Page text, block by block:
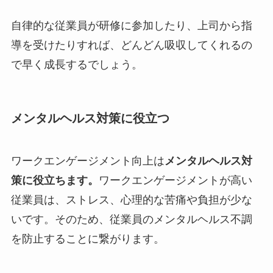
自律的な従業員が研修に参加したり、上司から指
導を受けたりすれば、どんどん吸収してくれるの
で早く成長するでしょう。
メンタルヘルス対策に役立つ
ワークエンゲージメント向上は メンタルヘルス対
策に役立ちます。
ワークエンゲージメントが高い
従業員は、ストレス、心理的な苦痛や負担が少な
いです。そのため、従業員のメンタルヘルス不調
を防止することに繋がります。